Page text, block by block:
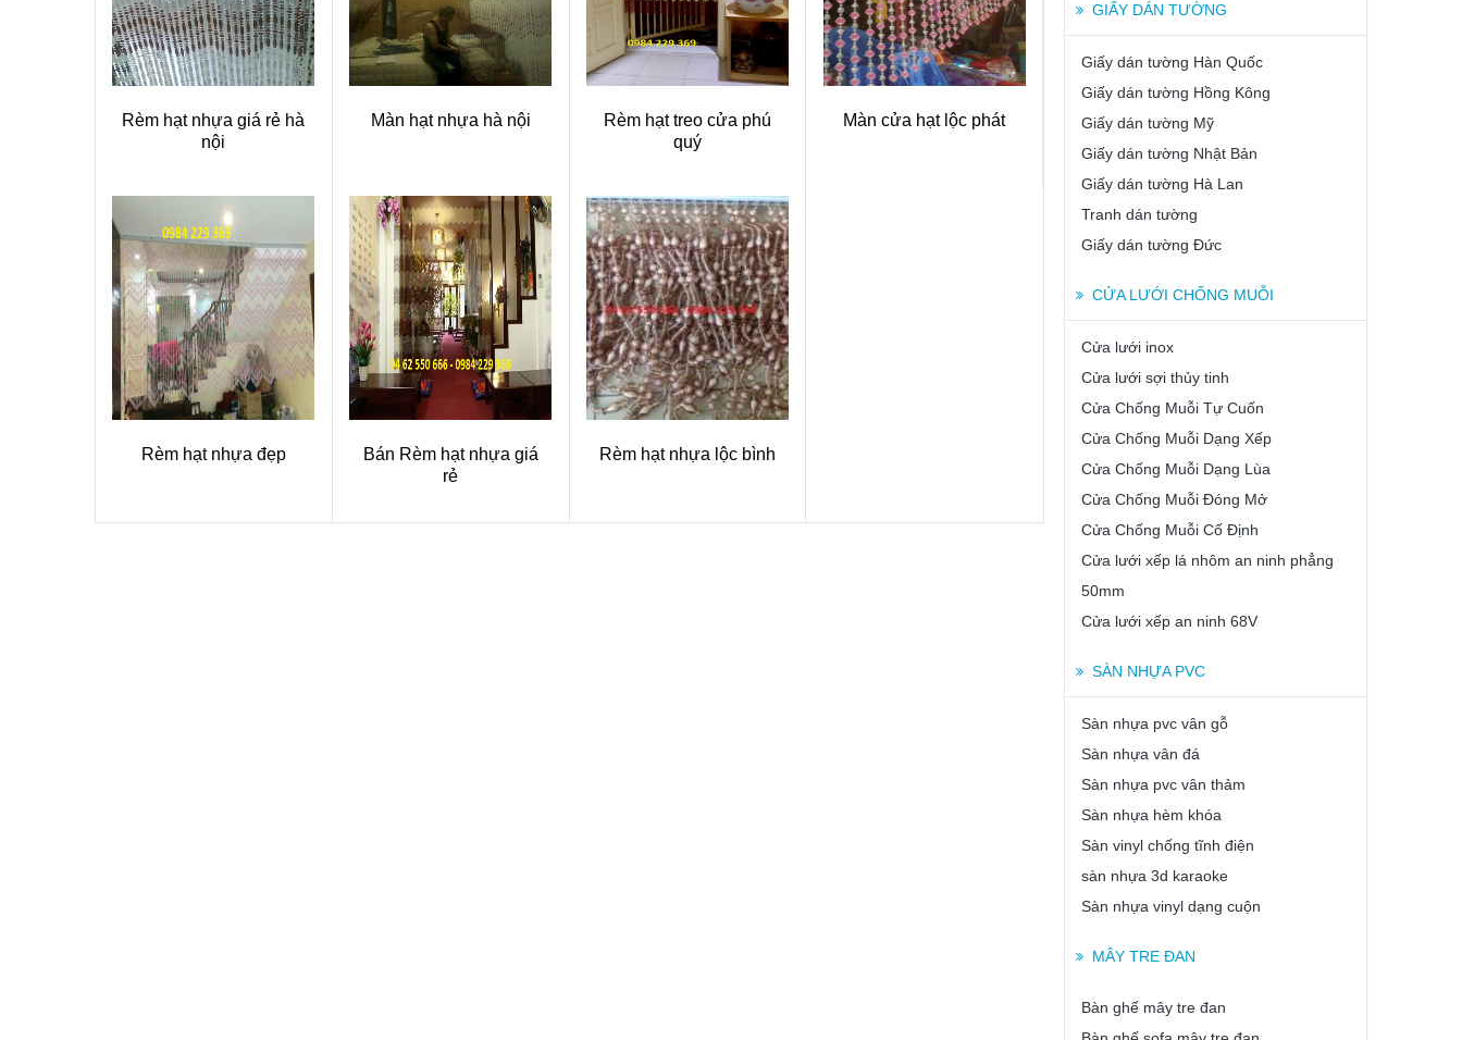
Rèm hạt nhựa giá rẻ hà
nội
Màn hạt nhựa hà nội
Rèm hạt treo cửa phú
quý
Màn cửa hạt lộc phát
Rèm hạt nhựa đẹp
Bán Rèm hạt nhựa giá
rẻ
Rèm hạt nhựa lộc bình
GIẤY DÁN TƯỜNG
Giấy dán tường Hàn Quốc
Giấy dán tường Hồng Kông
Giấy dán tường Mỹ
Giấy dán tường Nhật Bản
Giấy dán tường Hà Lan
Tranh dán tường
Giấy dán tường Đức
CỬA LƯỚI CHỐNG MUỖI
Cửa lưới inox
Cửa lưới sợi thủy tinh
Cửa Chống Muỗi Tự Cuốn
Cửa Chống Muỗi Dạng Xếp
Cửa Chống Muỗi Dạng Lùa
Cửa Chống Muỗi Đóng Mở
Cửa Chống Muỗi Cố Định
Cửa lưới xếp lá nhôm an ninh phẳng
50mm
Cửa lưới xếp an ninh 68V
SÀN NHỰA PVC
Sàn nhựa pvc vân gỗ
Sàn nhựa vân đá
Sàn nhựa pvc vân thảm
Sàn nhựa hèm khóa
Sàn vinyl chống tĩnh điện
sàn nhựa 3d karaoke
Sàn nhựa vinyl dạng cuộn
MÂY TRE ĐAN
Bàn ghế mây tre đan